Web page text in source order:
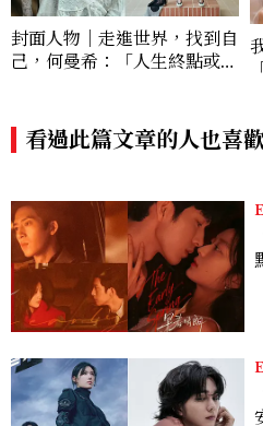
封面人物｜走進世界，找到自
己，何曼希：「人生終點或許
看過此篇文章的人也喜